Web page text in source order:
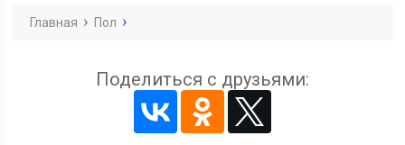
Главная Пол
Поделиться с друзьями: